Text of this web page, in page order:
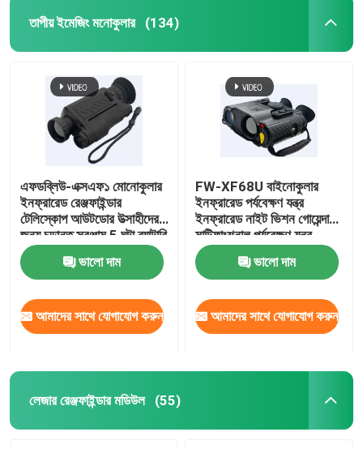
পণ্য
তাপীয় ইমেজিং মনোকুলার (134)
এফডব্লিউ-এক্সএফ১ মোনোকুলার
ইনফ্রারেড রেঞ্জফাইন্ডার
টেলিস্কোপ আউটডোর উত্সাহীদের
জন্য চূড়ান্ত সরঞ্জাম 5 ঘন্টা ব্যাটারি
ভালো দাম
আমাদের সাথে যোগাযোগ করুন
FW-XF68U বাইনোকুলার
ইনফ্রারেড পর্যবেক্ষণ যন্ত্র
ইনফ্রারেড নাইট ভিশন গোয়েন্দা
মাল্টিফাংশনাল পর্যবেক্ষণ যন্ত্র
ভালো দাম
আমাদের সাথে যোগাযোগ করুন
লেজার রেঞ্জফাইন্ডার মডিউল (55)